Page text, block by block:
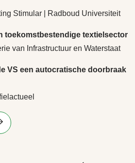
Stimular | Radboud Universiteit
toekomstbestendige textielsector
van Infrastructuur en Waterstaat
VS een autocratische doorbraak